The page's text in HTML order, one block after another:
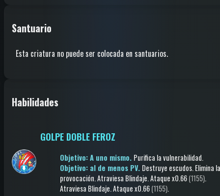
Santuario
Esta criatura no puede ser colocada en santuarios.
Habilidades
GOLPE DOBLE FEROZ
Objetivo: A uno mismo. Purifica la vulnerabilidad.
Objetivo: al de menos PV. Destruye escudos.Elimina la
provocación.Atraviesa Blindaje.Ataquex0.66(1155).
Atraviesa Blindaje.Ataquex0.66(1155).